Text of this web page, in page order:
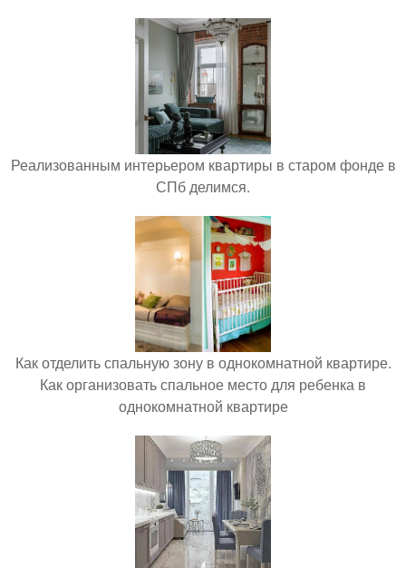
Реализованным интерьером квартиры в старом фонде в
СПб делимся.
Как отделить спальную зону в однокомнатной квартире.
Как организовать спальное место для ребенка в
однокомнатной квартире